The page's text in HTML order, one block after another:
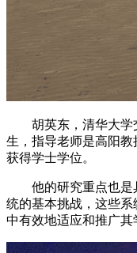
胡英东，清华大学
生，指导老师是高阳教
获得学士学位。
他的研究重点也是
统的基本挑战，这些
中有效地适应和推广其